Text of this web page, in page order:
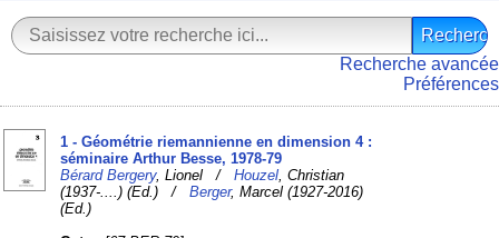
Recherche avancée
Préférences
1 - Géométrie riemannienne en dimension 4 :
séminaire Arthur Besse, 1978-79
Bérard Bergery, Lionel /Houzel , Christian
(1937-....) (Ed.) /Berger, Marcel (1927-2016)
(Ed.)